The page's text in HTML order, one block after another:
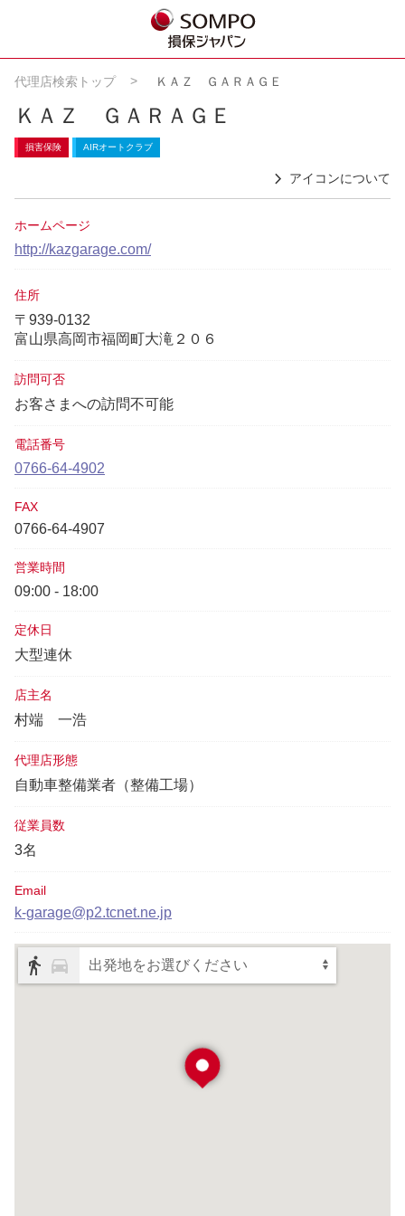
代理店検索トップ ＫＡＺ ＧＡＲＡＧＥ
ＫＡＺ ＧＡＲＡＧＥ
損害保険 AIRオートクラブ
アイコンについて
ホームページ
http://kazgarage.com/
住所
〒939-0132
富山県高岡市福岡町大滝２０６
訪問可否
お客さまへの訪問不可能
電話番号
0766-64-4902
FAX
0766-64-4907
営業時間
09:00 - 18:00
定休日
大型連休
店主名
村端 一浩
代理店形態
自動車整備業者（整備工場）
従業員数
3名
Email
k-garage@p2.tcnet.ne.jp
出発地をお選びください